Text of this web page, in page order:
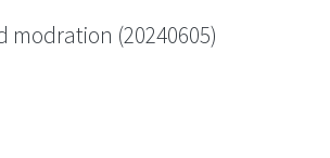
modration (20240605)